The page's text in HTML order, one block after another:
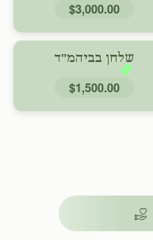
$3,000.00
שלחן בביהמ״ד
$1,500.00